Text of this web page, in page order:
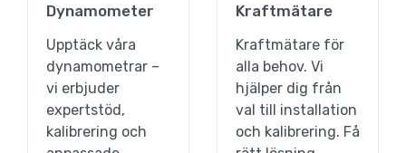
Dynamometer
Upptäck våra
dynamometrar –
vi erbjuder
expertstöd,
kalibrering och
Kraftmätare
Kraftmätare för
alla behov. Vi
hjälper dig från
val till installation
och kalibrering. Få